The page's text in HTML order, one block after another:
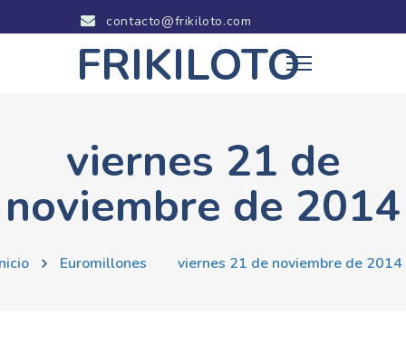
contacto@frikiloto.com
FRIKILOTO
viernes 21 de
noviembre de 2014
Euromillones viernes 21 de noviembre de 2014